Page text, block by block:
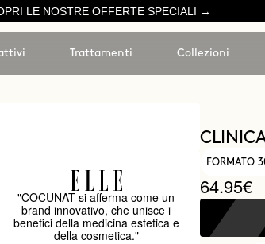
LE NOSTRE OFFERTE SPECIALI →
Trattamenti Collezioni
"COCUNAT si afferma come un
brand innovativo, che unisce i
benefici della medicina estetica e
della cosmetica."
FORMATO
64.95€